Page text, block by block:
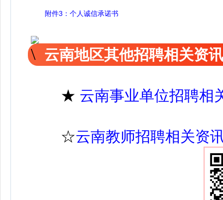
附件3：个人诚信承诺书
云南地区其他招聘相关资
★ 云南事业单位招聘相
☆云南教师招聘相关资